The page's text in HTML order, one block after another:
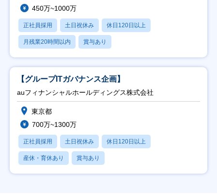
450万~1000万
正社員採用 土日祝休み 休日120日以上
月残業20時間以内 賞与あり
【グループITガバナンス企画】
auフィナンシャルホールディングス株式会社
東京都
700万~1300万
正社員採用 土日祝休み 休日120日以上
産休・育休あり 賞与あり